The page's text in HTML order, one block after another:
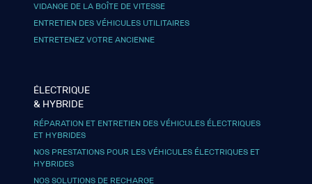
VIDANGE DE LA BOÎTE DE VITESSE
ENTRETIEN DES VÉHICULES UTILITAIRES
ENTRETENEZ VOTRE ANCIENNE
ÉLECTRIQUE
& HYBRIDE
RÉPARATION ET ENTRETIEN DES VÉHICULES ÉLECTRIQUES
ET HYBRIDES
NOS PRESTATIONS POUR LES VÉHICULES ÉLECTRIQUES ET
HYBRIDES
NOS SOLUTIONS DE RECHARGE